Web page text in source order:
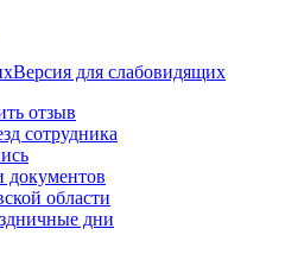
Версия для слабовидящих
отзыв
сотрудника
документов
области
дни